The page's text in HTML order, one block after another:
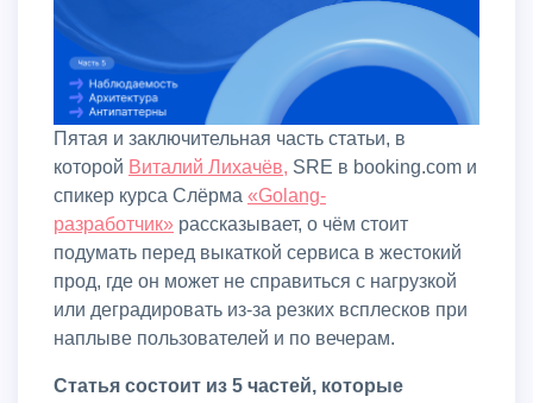
Пятая и заключительная часть статьи, в
которой Виталий Лихачёв, SRE в booking.com и
спикер курса Слёрма «Golang-
разработчик» рассказывает, о чём стоит
подумать перед выкаткой сервиса в жестокий
прод, где он может не справиться с нагрузкой
или деградировать из-за резких всплесков при
наплыве пользователей и по вечерам.
Статья состоит из 5 частей, которые